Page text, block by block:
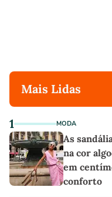
Mais Lidas
1 MODA
As
na cor
em
conforto